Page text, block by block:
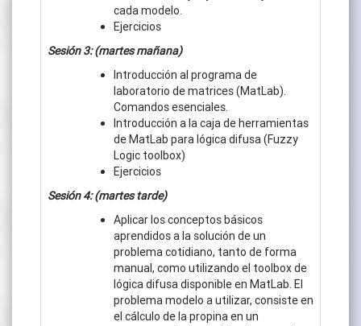
cada modelo.
Ejercicios
Sesión 3: (martes mañana)
Introducción al programa de
laboratorio de matrices (MatLab).
Comandos esenciales.
Introducción a la caja de herramientas
de MatLab para lógica difusa (Fuzzy
Logic toolbox)
Ejercicios
Sesión 4: (martes tarde)
Aplicar los conceptos básicos
aprendidos a la solución de un
problema cotidiano, tanto de forma
manual, como utilizando el toolbox de
lógica difusa disponible en MatLab. El
problema modelo a utilizar, consiste en
el cálculo de la propina en un